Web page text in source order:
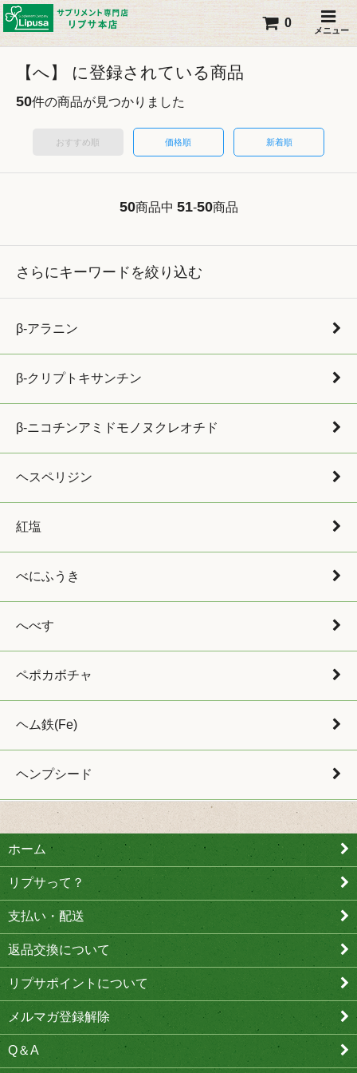
メニュー
0
【へ】 に登録されている商品
50件の商品が見つかりました
おすすめ順 価格順 新着順
50商品中 51-50商品
さらにキーワードを絞り込む
β-アラニン
β-クリプトキサンチン
β-ニコチンアミドモノヌクレオチド
ヘスペリジン
紅塩
べにふうき
へべす
ペポカボチャ
ヘム鉄(Fe)
ヘンプシード
ホーム
リプサって？
支払い・配送
返品交換について
リプサポイントについて
メルマガ登録解除
Q＆A